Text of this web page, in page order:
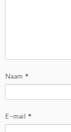
Naam *
E-mail *